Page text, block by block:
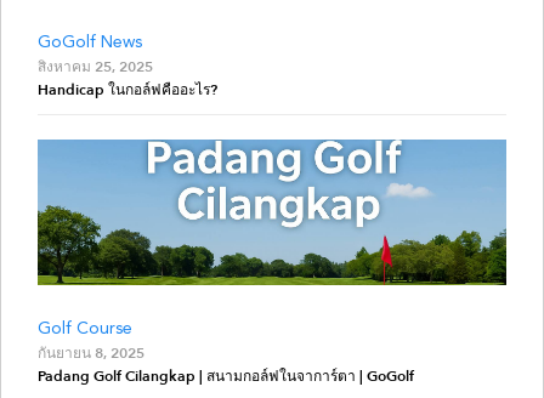
GoGolf News
สิงหาคม 25, 2025
Handicap ในกอล์ฟคืออะไร?
Golf Course
กันยายน 8, 2025
Padang Golf Cilangkap | สนามกอล์ฟในจาการ์ตา | GoGolf